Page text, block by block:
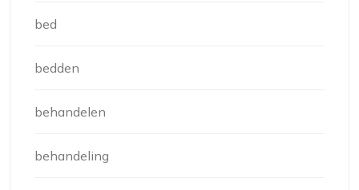
bed
bedden
behandelen
behandeling